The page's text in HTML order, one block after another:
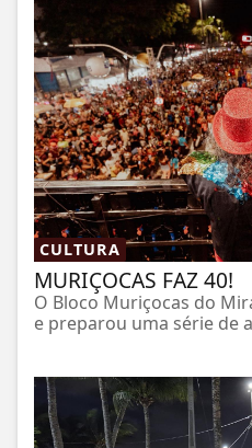
CULTURA
MURIÇOCAS FAZ 40!
O Bloco Muriçocas do
e preparou uma série de